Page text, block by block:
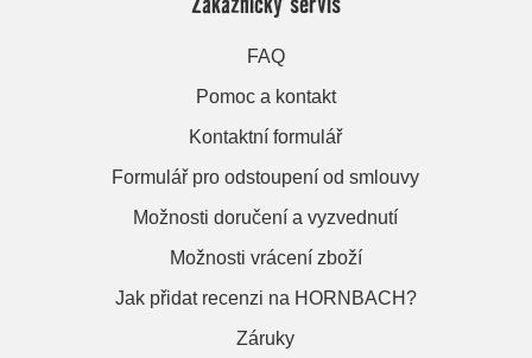
FAQ
Pomoc a kontakt
Kontaktní formulář
Formulář pro odstoupení od smlouvy
Možnosti doručení a vyzvednutí
Možnosti vrácení zboží
Jak přidat recenzi na HORNBACH?
Záruky